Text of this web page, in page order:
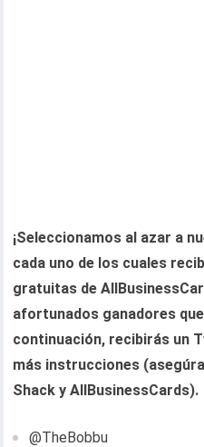
¡Seleccionamos al azar a
cada uno de los cuales
gratuitas de
afortunados ganadores
continuación, recibirás un
más instrucciones
Shack y AllBusinessCards).
@TheBobbu